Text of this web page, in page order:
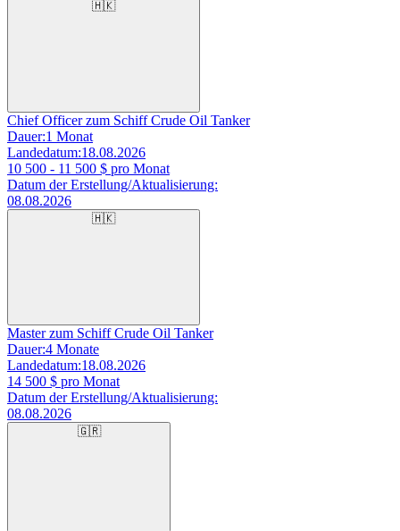
🇭🇰
Chief Officer zum Schiff Crude Oil Tanker
Dauer:1 Monat
Landedatum:18.08.2026
10 500 - 11 500 $ pro Monat
Datum der Erstellung/Aktualisierung:
08.08.2026
🇭🇰
Master zum Schiff Crude Oil Tanker
Dauer:4 Monate
Landedatum:18.08.2026
14 500 $ pro Monat
Datum der Erstellung/Aktualisierung:
08.08.2026
🇬🇷